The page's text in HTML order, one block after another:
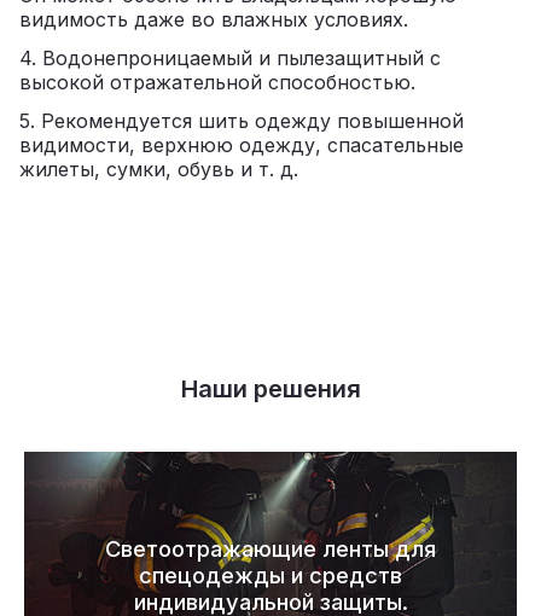
видимость даже во влажных условиях.
4. Водонепроницаемый и пылезащитный с
высокой отражательной способностью.
5. Рекомендуется шить одежду повышенной
видимости, верхнюю одежду, спасательные
жилеты, сумки, обувь и т. д.
Наши решения
Светоотражающие ленты для
спецодежды и средств
индивидуальной защиты.